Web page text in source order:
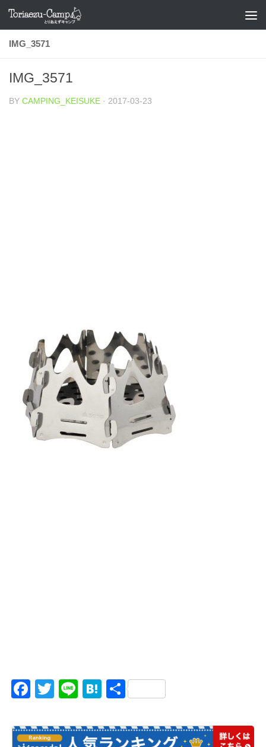
コンテンツへスキップ
IMG_3571
IMG_3571
BY CAMPING_KEISUKE · 2017-03-23
Facebook
Twitter
LineHatena
共